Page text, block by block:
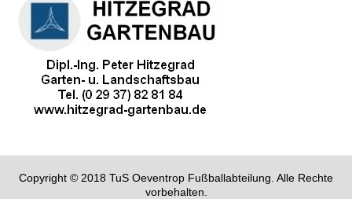
Copyright © 2018 TuS Oeventrop Fußballabteilung. Alle Rechte
vorbehalten.